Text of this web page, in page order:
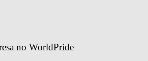
no WorldPride